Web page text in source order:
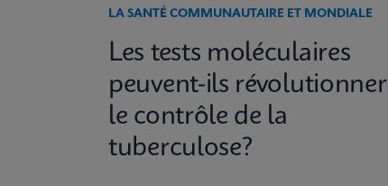
LA SANTÉ COMMUNAUTAIRE ET MONDIALE
Les tests moléculaires
peuvent-ils révolutionner
le contrôle de la
tuberculose?